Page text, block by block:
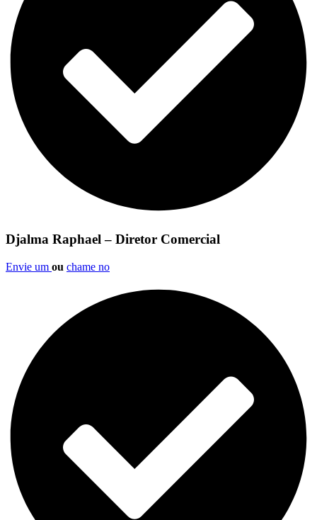
Djalma Raphael – Diretor Comercial
Envie um ou chame no